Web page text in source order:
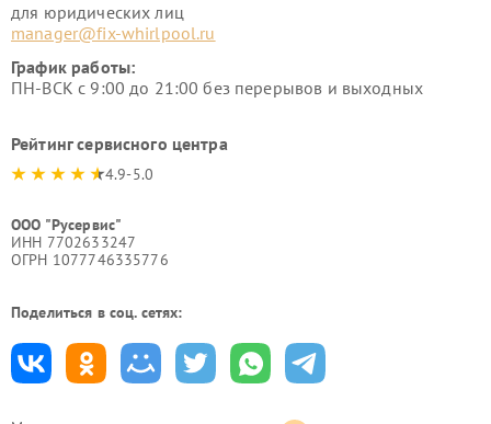
для юридических лиц
manager@fix-whirlpool.ru
График работы:
ПН-ВСК с 9:00 до 21:00 без перерывов и выходных
Рейтинг сервисного центра
4.9-5.0
ООО "Русервис"
ИНН 7702633247
ОГРН 1077746335776
Поделиться в соц. сетях: